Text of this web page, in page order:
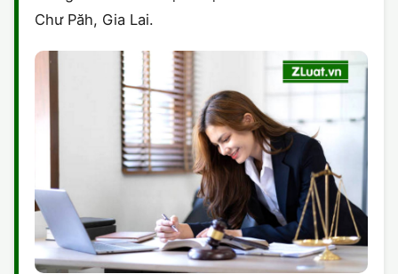
Chư Păh, Gia Lai.